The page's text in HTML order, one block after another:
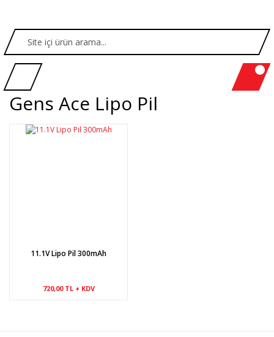
Gens Ace Lipo Pil
11.1V Lipo Pil 300mAh
720,00 TL + KDV